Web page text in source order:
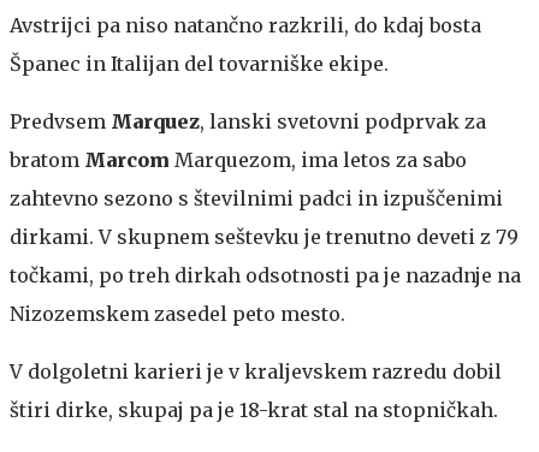
Avstrijci pa niso natančno razkrili, do kdaj bosta
Španec in Italijan del tovarniške ekipe.
Predvsem Marquez, lanski svetovni podprvak za
bratom Marcom Marquezom, ima letos za sabo
zahtevno sezono s številnimi padci in izpuščenimi
dirkami. V skupnem seštevku je trenutno deveti z 79
točkami, po treh dirkah odsotnosti pa je nazadnje na
Nizozemskem zasedel peto mesto.
V dolgoletni karieri je v kraljevskem razredu dobil
štiri dirke, skupaj pa je 18-krat stal na stopničkah.